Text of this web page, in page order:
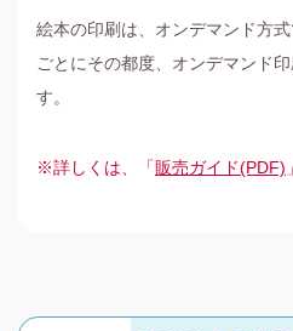
絵本の印刷は、オンデマンド方
ごとにその都度、オンデマンド
す。
※詳しくは、「販売ガイド(PDF)